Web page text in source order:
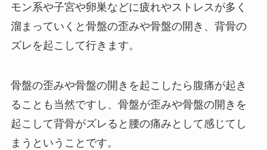
モン系や子宮や卵巣などに疲れやストレスが多く
溜まっていくと骨盤の歪みや骨盤の開き、背骨の
ズレを起こして行きます。
骨盤の歪みや骨盤の開きを起こしたら腹痛が起き
ることも当然ですし、骨盤が歪みや骨盤の開きを
起こして背骨がズレると腰の痛みとして感じてし
まうということです。